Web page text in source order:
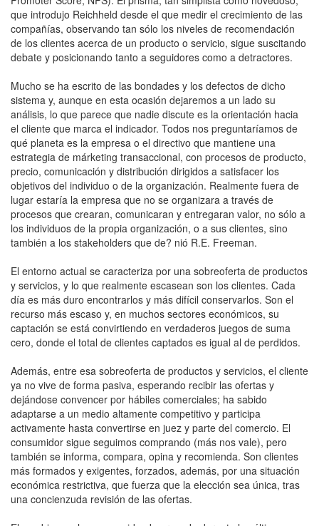
que introdujo Reichheld desde el que medir el crecimiento de las
compañías, observando tan sólo los niveles de recomendación
de los clientes acerca de un producto o servicio, sigue suscitando
debate y posicionando tanto a seguidores como a detractores.
Mucho se ha escrito de las bondades y los defectos de dicho
sistema y, aunque en esta ocasión dejaremos a un lado su
análisis, lo que parece que nadie discute es la orientación hacia
el cliente que marca el indicador. Todos nos preguntaríamos de
qué planeta es la empresa o el directivo que mantiene una
estrategia de márketing transaccional, con procesos de producto,
precio, comunicación y distribución dirigidos a satisfacer los
objetivos del individuo o de la organización. Realmente fuera de
lugar estaría la empresa que no se organizara a través de
procesos que crearan, comunicaran y entregaran valor, no sólo a
los individuos de la propia organización, o a sus clientes, sino
también a los stakeholders que de? nió R.E. Freeman.
El entorno actual se caracteriza por una sobreoferta de productos
y servicios, y lo que realmente escasean son los clientes. Cada
día es más duro encontrarlos y más difícil conservarlos. Son el
recurso más escaso y, en muchos sectores económicos, su
captación se está convirtiendo en verdaderos juegos de suma
cero, donde el total de clientes captados es igual al de perdidos.
Además, entre esa sobreoferta de productos y servicios, el cliente
ya no vive de forma pasiva, esperando recibir las ofertas y
dejándose convencer por hábiles comerciales; ha sabido
adaptarse a un medio altamente competitivo y participa
activamente hasta convertirse en juez y parte del comercio. El
consumidor sigue seguimos comprando (más nos vale), pero
también se informa, compara, opina y recomienda. Son clientes
más formados y exigentes, forzados, además, por una situación
económica restrictiva, que fuerza que la elección sea única, tras
una concienzuda revisión de las ofertas.